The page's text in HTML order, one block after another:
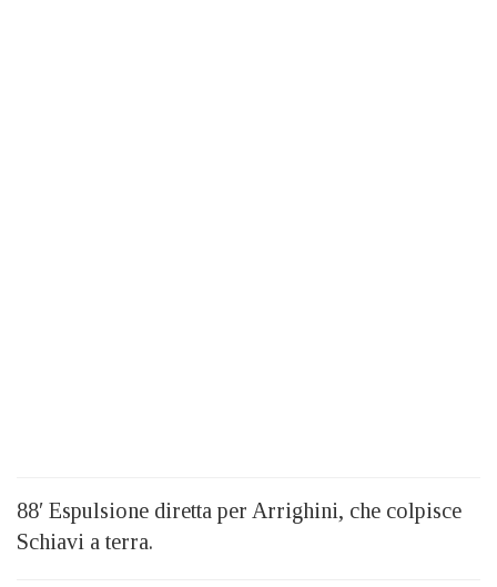
88′ Espulsione diretta per Arrighini, che colpisce
Schiavi a terra.